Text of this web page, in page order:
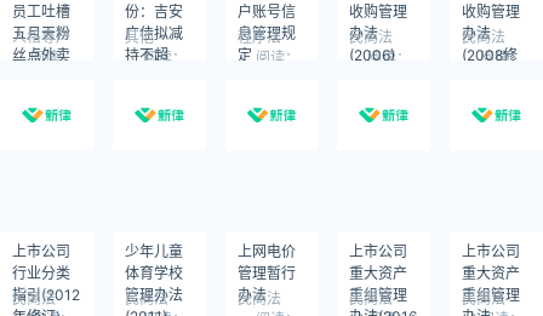
员工吐槽
五月天粉
丝点外卖
人格尊严
阅读：
份：吉安
广佳拟减
持不超
其他
阅读：
户账号信
息管理规
定
程序法
阅读：
收购管理
办法
(2006)
民商法
阅读：
收购管理
办法
(2008修
民商法
阅读：
上市公司
行业分类
指引(2012
民商法
少年儿童
体育学校
管理办法
民商法
上网电价
管理暂行
办法
民商法
上市公司
重大资产
重组管理
民商法
上市公司
重大资产
重组管理
民商法